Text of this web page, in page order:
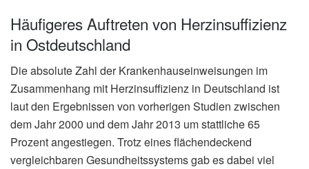
Häufigeres Auftreten von Herzinsuffizienz
in Ostdeutschland
Die absolute Zahl der Krankenhauseinweisungen im
Zusammenhang mit Herzinsuffizienz in Deutschland ist
laut den Ergebnissen von vorherigen Studien zwischen
dem Jahr 2000 und dem Jahr 2013 um stattliche 65
Prozent angestiegen. Trotz eines flächendeckend
vergleichbaren Gesundheitssystems gab es dabei viel